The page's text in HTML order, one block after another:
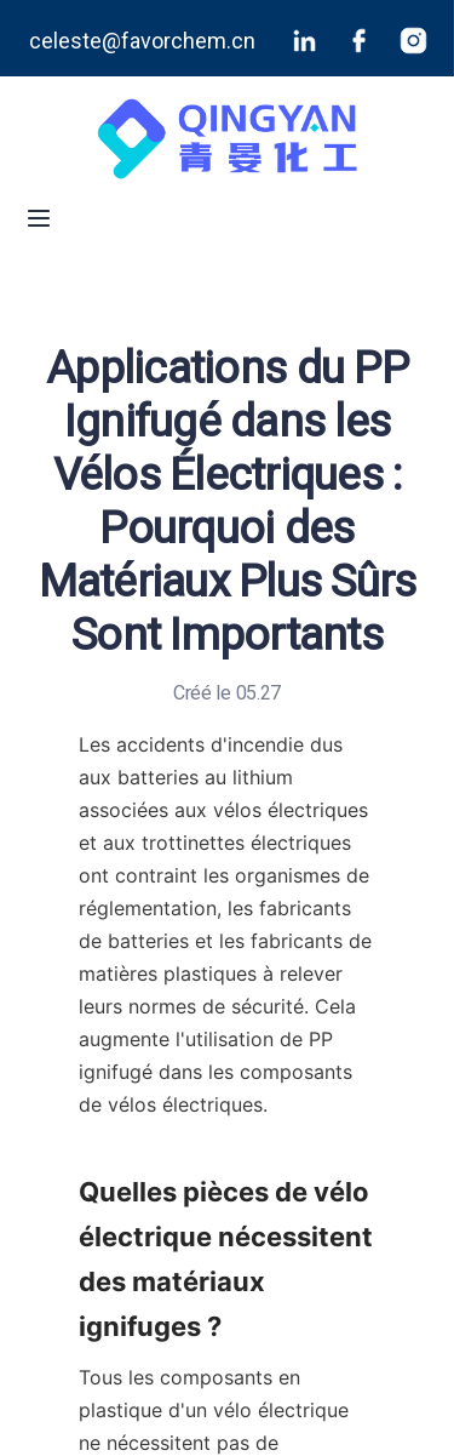
celeste@favorchem.cn
Applications du PP
Ignifugé dans les
Vélos Électriques :
Pourquoi des
Matériaux Plus Sûrs
Sont Importants
Créé le 05.27
Les accidents d'incendie dus
aux batteries au lithium
associées aux vélos électriques
et aux trottinettes électriques
ont contraint les organismes de
réglementation, les fabricants
de batteries et les fabricants de
matières plastiques à relever
leurs normes de sécurité. Cela
augmente l'utilisation de PP
ignifugé dans les composants
de vélos électriques.
Quelles pièces de vélo
électrique nécessitent
des matériaux
ignifuges ?
Tous les composants en
plastique d'un vélo électrique
ne nécessitent pas de
Blog
Contactez-nous